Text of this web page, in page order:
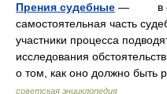
Прения судебные — в
самостоятельная часть
участники процесса
исследования
о том, как оно должно
советская энциклопедия